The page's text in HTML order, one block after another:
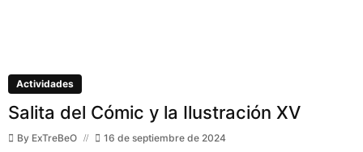
Actividades
Salita del Cómic y la Ilustración XV
By ExTreBeO 16 de septiembre de 2024